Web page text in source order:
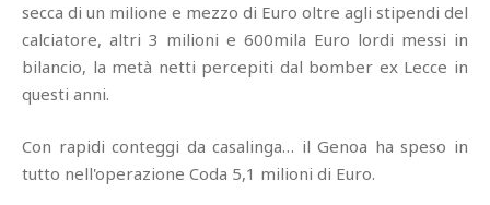
secca di un milione e mezzo di Euro oltre agli stipendi del
calciatore, altri 3 milioni e 600mila Euro lordi messi in
bilancio, la metà netti percepiti dal bomber ex Lecce in
questi anni.
Con rapidi conteggi da casalinga… il Genoa ha speso in
tutto nell'operazione Coda 5,1 milioni di Euro.